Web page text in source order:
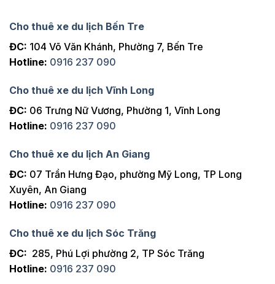
Cho thuê xe du lịch Bến Tre
ĐC: 104 Võ Văn Khánh, Phường 7, Bến Tre
Hotline: 0916 237 090
Cho thuê xe du lịch Vĩnh Long
ĐC: 06 Trưng Nữ Vương, Phường 1, Vĩnh Long
Hotline: 0916 237 090
Cho thuê xe du lịch An Giang
ĐC: 07 Trần Hưng Đạo, phường Mỹ Long, TP Long
Xuyên, An Giang
Hotline: 0916 237 090
Cho thuê xe du lịch Sóc Trăng
ĐC: 285, Phú Lợi phường 2, TP Sóc Trăng
Hotline: 0916 237 090